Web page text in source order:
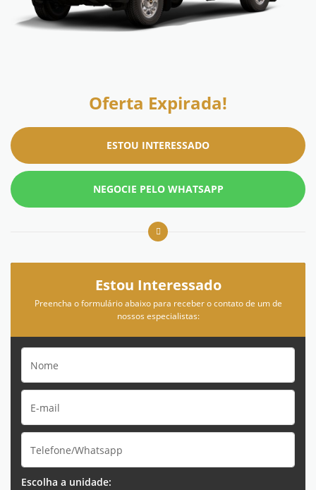
Oferta Expirada!
ESTOU INTERESSADO
NEGOCIE PELO WHATSAPP
Estou Interessado
Preencha o formulário abaixo para receber o contato de um de
nossos especialistas:
Escolha a unidade: